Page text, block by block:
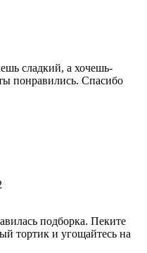
сладкий, а хочешь-
понравились. Спасибо
подборка. Пеките
тортик и угощайтесь на